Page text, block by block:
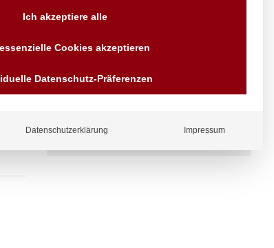
Wir sind seit über 40 Jahren
Vorrauskasse Paypal,
EPS oder GiroPay
Ich akzeptiere alle
Cookies akzeptieren
Datenschutz-Präferenzen
Datenschutzerklärung Impressum